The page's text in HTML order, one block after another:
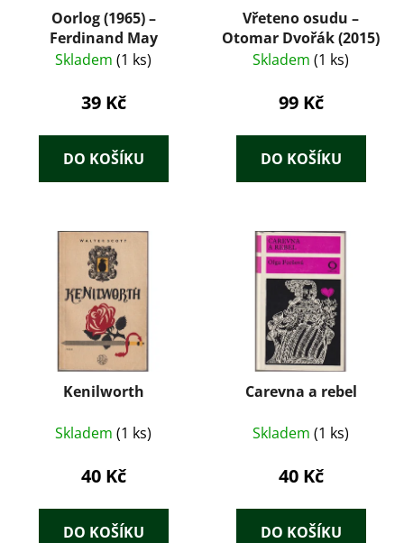
Oorlog (1965) –
Ferdinand May
Skladem (1 ks)
39 Kč
DO KOŠÍKU
Vřeteno osudu –
Otomar Dvořák (2015)
Skladem (1 ks)
99 Kč
DO KOŠÍKU
Kenilworth
Skladem (1 ks)
40 Kč
DO KOŠÍKU
Carevna a rebel
Skladem (1 ks)
40 Kč
DO KOŠÍKU